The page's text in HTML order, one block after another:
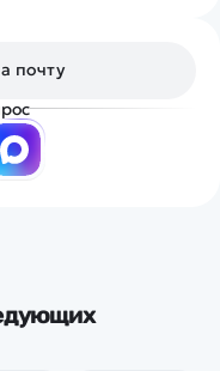
почту